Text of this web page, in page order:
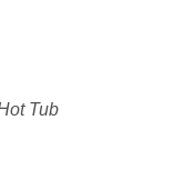
Tub